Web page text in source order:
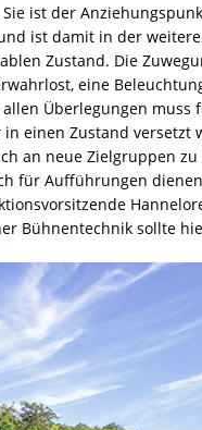
ist der
ist damit in der
Zustand. Die
eine
Überlegungen muss
einen Zustand versetzt
an neue Zielgruppen zu
für Aufführungen
Bühnentechnik sollte